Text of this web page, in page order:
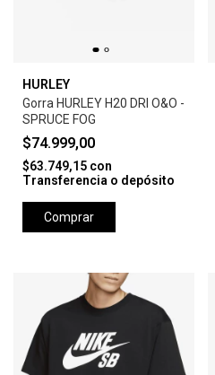
HURLEY
Gorra HURLEY H20 DRI O&O -
SPRUCE FOG
$74.999,00
$63.749,15 con
Transferencia o depósito
Comprar